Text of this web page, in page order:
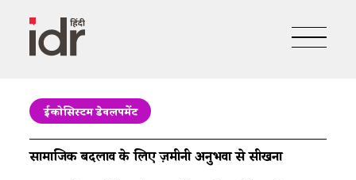
ईकोसिस्टम डेवलपमेंट
सामाजिक बदलाव के लिए ज़मीनी अनुभवों से सीखना